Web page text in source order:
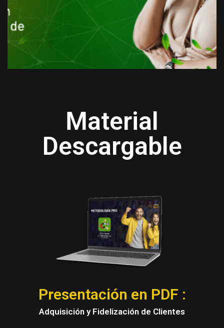
Material
Descargable
Presentación en PDF :
Adquisición y Fidelización de Clientes